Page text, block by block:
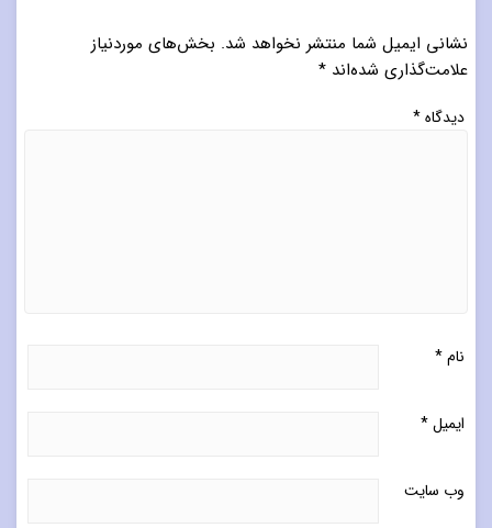
نشانی ایمیل شما منتشر نخواهد شد. بخش‌های موردنیاز
علامت‌گذاری شده‌اند *
دیدگاه*
نام*
ایمیل*
وب‌ سایت